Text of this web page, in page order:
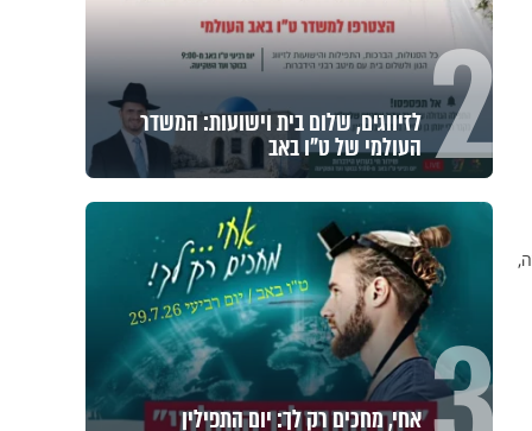
2 לזיווגים, שלום בית וישועות: המשדר
העולמי של ט"ו באב
אחי, מחכים רק לך: יום התפילין